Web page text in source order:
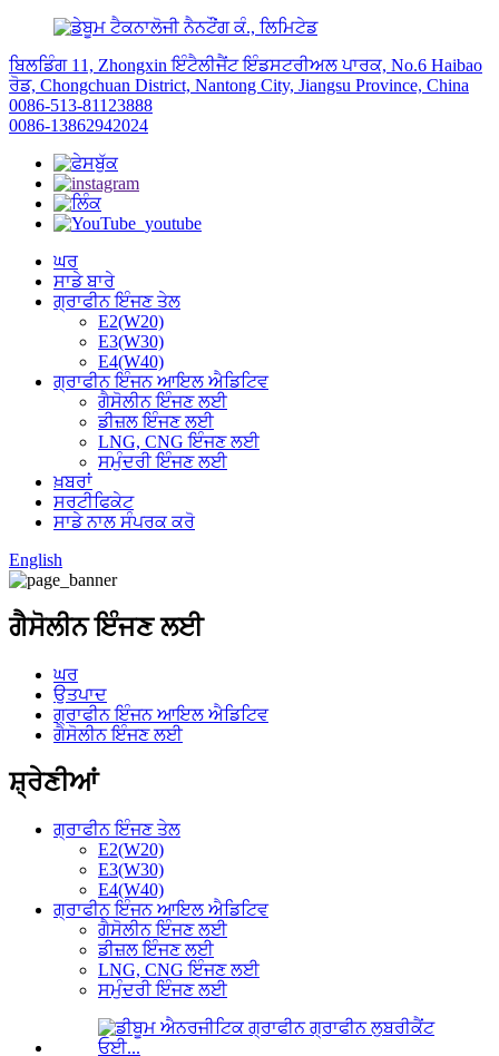
ਬਿਲਡਿੰਗ 11, Zhongxin ਇੰਟੈਲੀਜੈਂਟ ਇੰਡਸਟਰੀਅਲ ਪਾਰਕ, ​​No.6 Haibao
ਰੋਡ, Chongchuan District, Nantong City, Jiangsu Province, China
0086-513-81123888
0086-13862942024
ਘਰ
ਸਾਡੇ ਬਾਰੇ
ਗ੍ਰਾਫੀਨ ਇੰਜਣ ਤੇਲ
E2(W20)
E3(W30)
E4(W40)
ਗ੍ਰਾਫੀਨ ਇੰਜਨ ਆਇਲ ਐਡਿਟਿਵ
ਗੈਸੋਲੀਨ ਇੰਜਣ ਲਈ
ਡੀਜ਼ਲ ਇੰਜਣ ਲਈ
LNG, CNG ਇੰਜਣ ਲਈ
ਸਮੁੰਦਰੀ ਇੰਜਣ ਲਈ
ਖ਼ਬਰਾਂ
ਸਰਟੀਫਿਕੇਟ
ਸਾਡੇ ਨਾਲ ਸੰਪਰਕ ਕਰੋ
English
ਗੈਸੋਲੀਨ ਇੰਜਣ ਲਈ
ਘਰ
ਉਤਪਾਦ
ਗ੍ਰਾਫੀਨ ਇੰਜਨ ਆਇਲ ਐਡਿਟਿਵ
ਗੈਸੋਲੀਨ ਇੰਜਣ ਲਈ
ਸ਼੍ਰੇਣੀਆਂ
ਗ੍ਰਾਫੀਨ ਇੰਜਣ ਤੇਲ
E2(W20)
E3(W30)
E4(W40)
ਗ੍ਰਾਫੀਨ ਇੰਜਨ ਆਇਲ ਐਡਿਟਿਵ
ਗੈਸੋਲੀਨ ਇੰਜਣ ਲਈ
ਡੀਜ਼ਲ ਇੰਜਣ ਲਈ
LNG, CNG ਇੰਜਣ ਲਈ
ਸਮੁੰਦਰੀ ਇੰਜਣ ਲਈ